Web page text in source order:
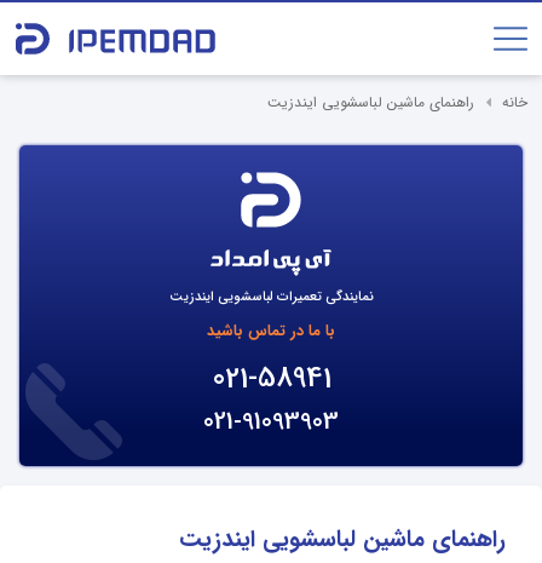
خانه راهنمای ماشین لباسشویی ایندزیت
نمایندگی تعمیرات لباسشویی ایندزیت
با ما در تماس باشید
021-58941
021-91093903
راهنمای ماشین لباسشویی ایندزیت